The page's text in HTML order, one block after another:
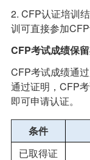
2. CFP认证培训
训可直接参加CFP
CFP考试成绩保留
CFP考试成绩通
通过证明，CFP
即可申请认证。
条件
已取得证